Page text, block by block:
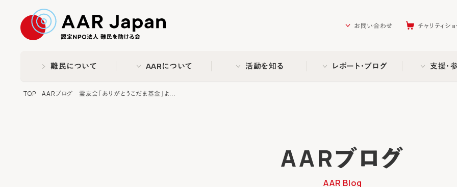
お問い合わせ
チャリティシ
難民について AARについて 活動を知る レポート・ブログ 支援・
TOP AARブログ 霊友会「ありがとうこだま基金」よ...
AARブログ
AAR Blog